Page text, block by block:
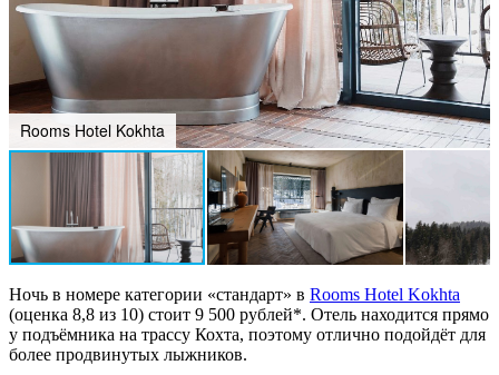
Rooms Hotel Kokhta
Ночь в номере категории «стандарт» в Rooms Hotel Kokhta
(оценка 8,8 из 10) стоит 9 500 рублей*. Отель находится прямо
у подъёмника на трассу Кохта, поэтому отлично подойдёт для
более продвинутых лыжников.